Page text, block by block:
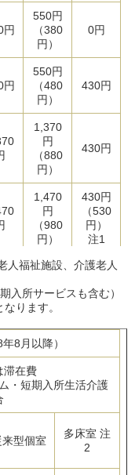
円
550円
（380
円）
0円
円
550円
（480
円）
430円
1,370
円
（880
円）
430円
1,470
円
（980
円）
430円
（530
円）
注1
人福祉施設、介護老人
入所サービスも含む）
ります。
8月以降）
滞在費
・短期入所生活介護
来型個室
多床室 注
2